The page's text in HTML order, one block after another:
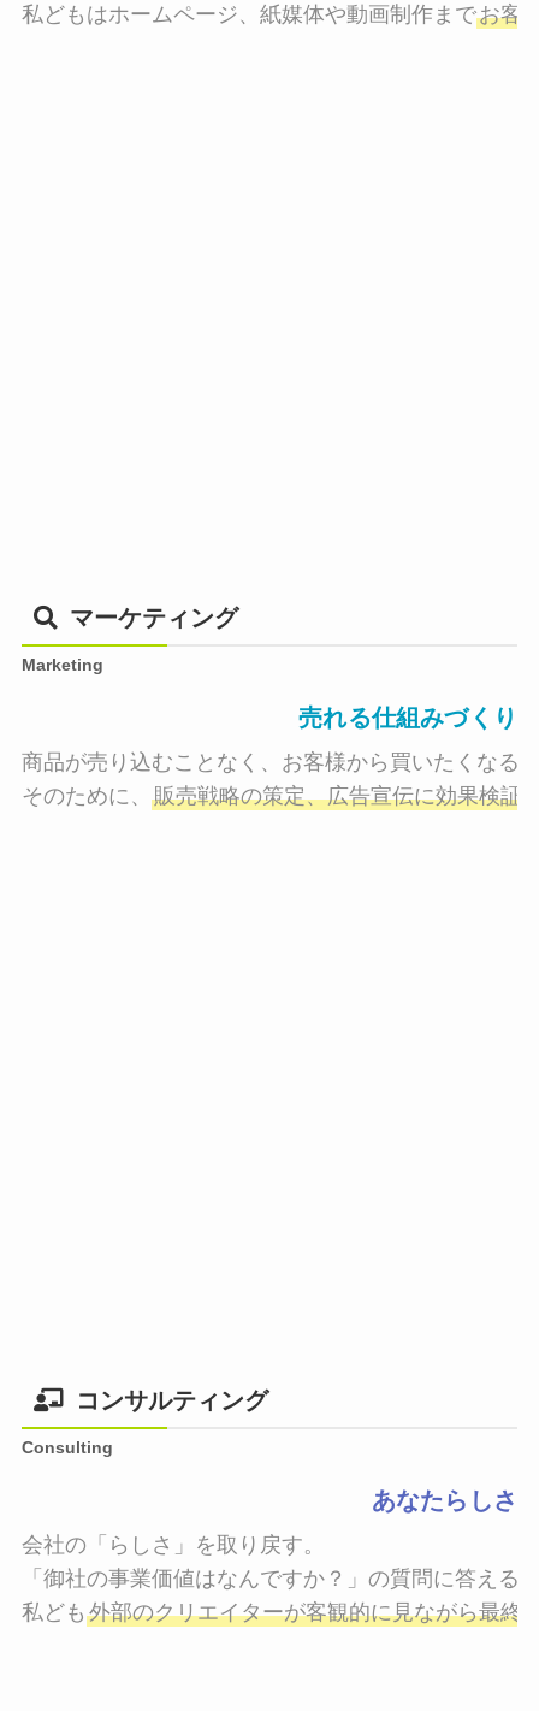
私どもはホームページ、紙媒体や動画制作までお客
マーケティング
Marketing
売れる仕組みづくり
商品が売り込むことなく、お客様から買いたくなる
そのために、 販売戦略の策定、広告宣伝に効果検証
コンサルティング
Consulting
あなたらしさ
会社の「らしさ」を取り戻す。
「御社の事業価値はなんですか？」の質問に答える
私ども 外部のクリエイターが客観的に見ながら最終